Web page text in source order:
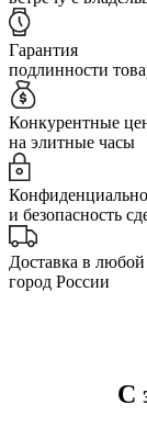
Гарантия
подлинности
Конкурентные
на элитные часы
и безопасность
Доставка в любой
город России
С